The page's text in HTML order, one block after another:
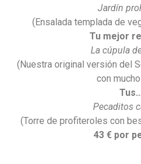
Jardín
(Ensalada templada de
Tu mejor
La cúpula
(Nuestra original versión del
con
Pecaditos
(Torre de profiteroles con
43 € por